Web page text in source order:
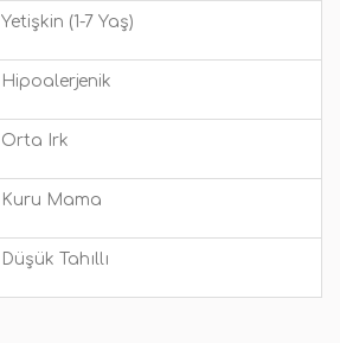
Yetişkin (1-7 Yaş)
Hipoalerjenik
Orta Irk
Kuru Mama
Düşük Tahıllı